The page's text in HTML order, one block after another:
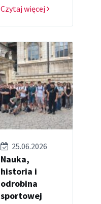
Czytaj więcej
25.06.2026
Nauka,
historia i
odrobina
sportowej